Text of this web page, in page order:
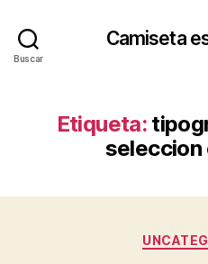
Buscar
Camiseta
Etiqueta:
seleccion